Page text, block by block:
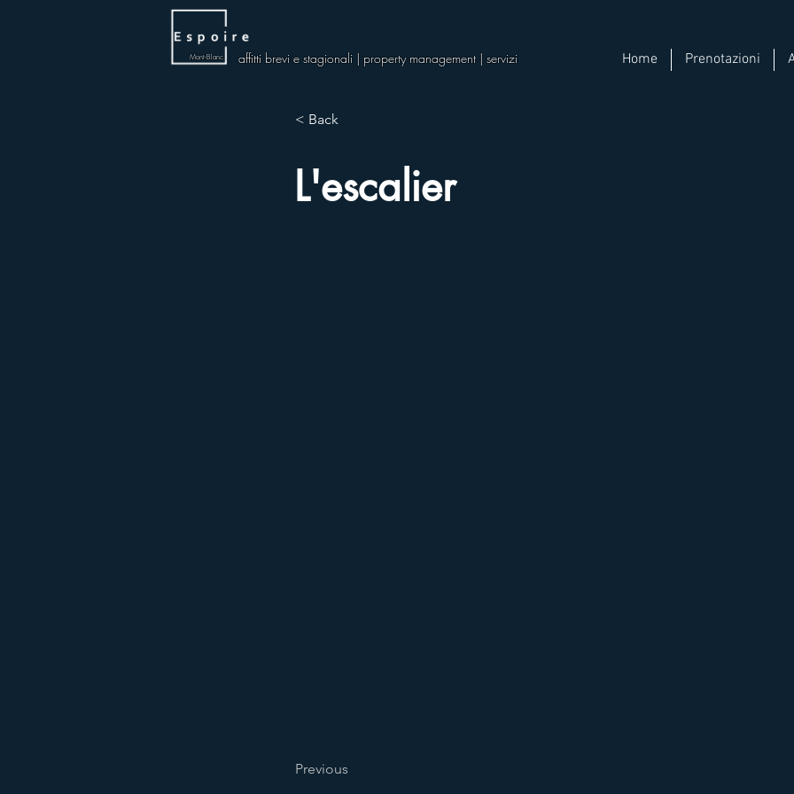
affitti brevi e stagionali | property management | servizi
Mont-Blanc Home Prenotazioni
< Back
L'escalier
Previous